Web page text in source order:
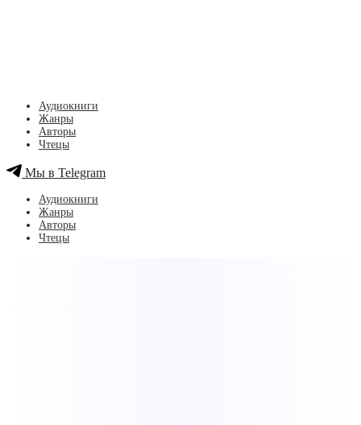
Аудиокниги
Жанры
Авторы
Чтецы
Мы в Telegram
Аудиокниги
Жанры
Авторы
Чтецы